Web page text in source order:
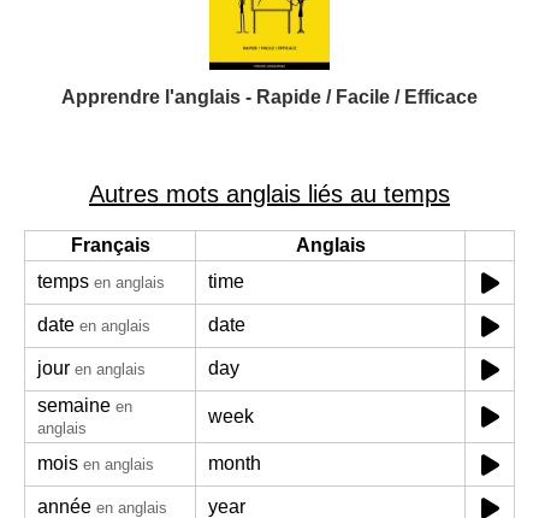
Apprendre l'anglais - Rapide / Facile / Efficace
Autres mots anglais liés au temps
Français
Anglais
temps en anglais time
date en anglais date
jour en anglais
day
semaine en
anglais
week
mois en anglais month
année en anglais
year